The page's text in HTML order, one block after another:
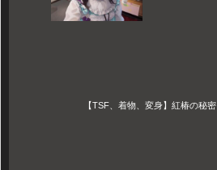
【TSF、着物、変身】紅椿の秘密